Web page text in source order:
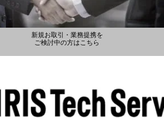
新規お取引・業務提携を
ご検討中の方はこちら